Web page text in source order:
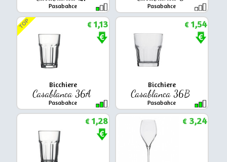
Pasabahce Pasabahce
Bicchiere
Casablanca 36A
Pasabahce
TOP €1,13
Bicchiere
Casablanca 36B
Pasabahce
€1,54
€1,28 €3,24